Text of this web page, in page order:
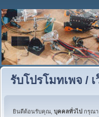
รับโปรโมทเพจ / เ
ยินดีต้อนรับคุณ, บุคคลทั่วไป กรุณา